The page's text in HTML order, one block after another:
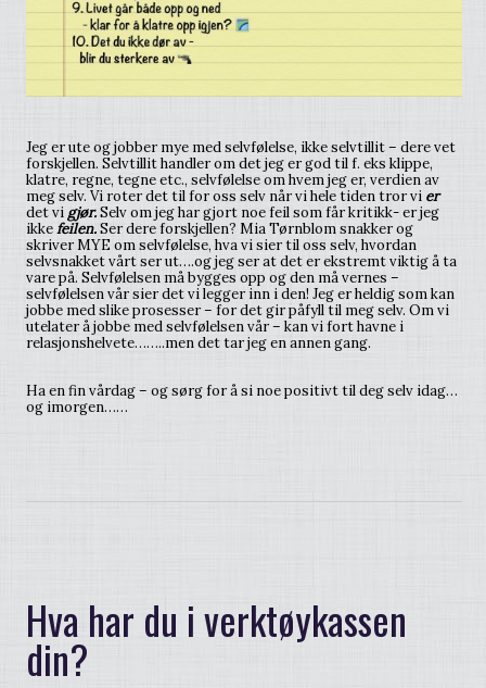
Jeg er ute og jobber mye med selvfølelse, ikke selvtillit – dere vet
forskjellen. Selvtillit handler om det jeg er god til f. eks klippe,
klatre, regne, tegne etc., selvfølelse om hvem jeg er, verdien av
meg selv. Vi roter det til for oss selv når vi hele tiden tror vi er
det vi gjør.Selv om jeg har gjort noe feil som får kritikk- er jeg
ikkefeilen.Ser dere forskjellen? Mia Tørnblom snakker og
skriver MYE om selvfølelse, hva vi sier til oss selv, hvordan
selvsnakket vårt ser ut….og jeg ser at det er ekstremt viktig å ta
vare på. Selvfølelsen må bygges opp og den må vernes –
selvfølelsen vår sier det vi legger inn i den! Jeg er heldig som kan
jobbe med slike prosesser – for det gir påfyll til meg selv. Om vi
utelater å jobbe med selvfølelsen vår – kan vi fort havne i
relasjonshelvete……..men det tar jeg en annen gang.
Ha en fin vårdag – og sørg for å si noe positivt til deg selv idag…
og imorgen……
Hva har du i verktøykassen
din?